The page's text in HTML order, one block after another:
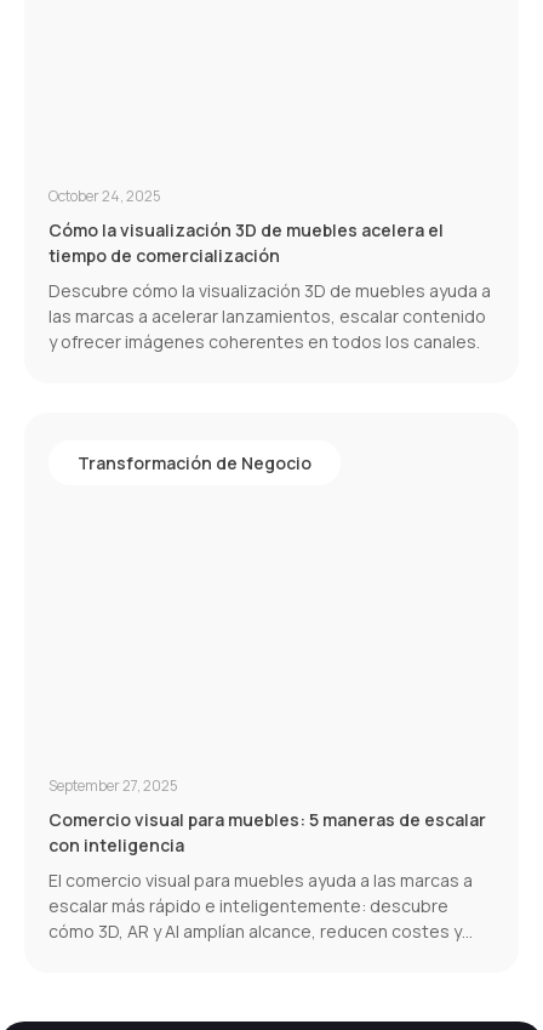
October 24, 2025
Cómo la visualización 3D de muebles acelera el
tiempo de comercialización
Descubre cómo la visualización 3D de muebles ayuda a
las marcas a acelerar lanzamientos, escalar contenido
y ofrecer imágenes coherentes en todos los canales.
Transformación de Negocio
September 27, 2025
Comercio visual para muebles: 5 maneras de escalar
con inteligencia
El comercio visual para muebles ayuda a las marcas a
escalar más rápido e inteligentemente: descubre
cómo 3D, AR y AI amplían alcance, reducen costes y